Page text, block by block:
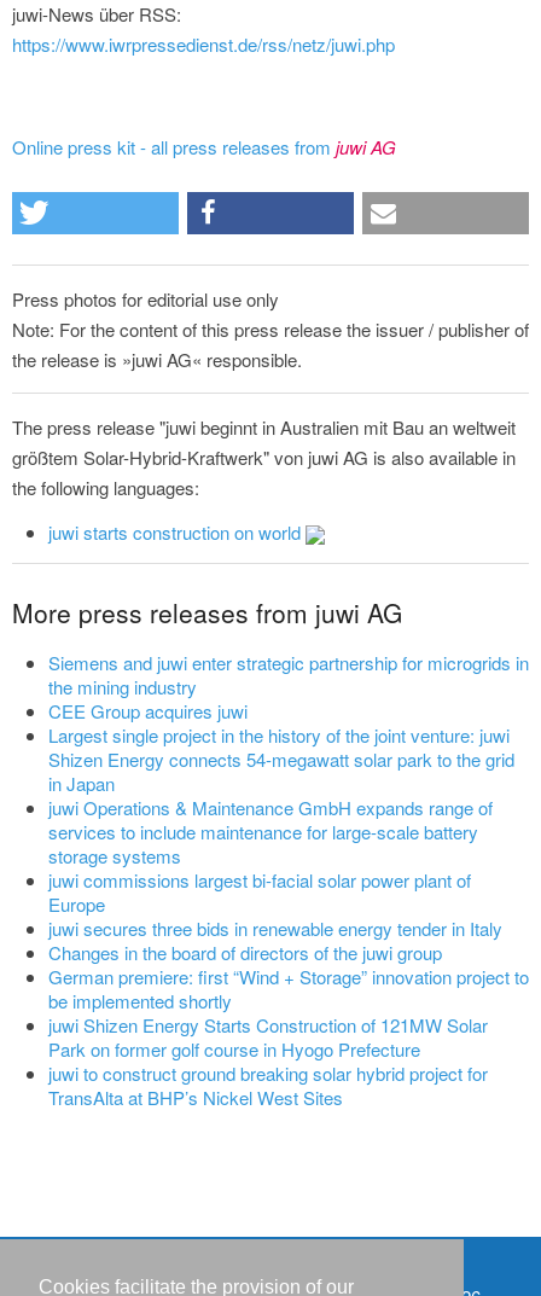
Cookies facilitate the provision of our
juwi-News über RSS:
https://www.iwrpressedienst.de/rss/netz/juwi.php
Online press kit - all press releases from juwi AG
Press photos for editorial use only
Note: For the content of this press release the issuer / publisher of
the release is »juwi AG« responsible.
The press release "juwi beginnt in Australien mit Bau an weltweit
größtem Solar-Hybrid-Kraftwerk" von juwi AG is also available in
the following languages:
juwi starts construction on world
More press releases from juwi AG
Siemens and juwi enter strategic partnership for microgrids in
the mining industry
CEE Group acquires juwi
Largest single project in the history of the joint venture: juwi
Shizen Energy connects 54-megawatt solar park to the grid
in Japan
juwi Operations & Maintenance GmbH expands range of
services to include maintenance for large-scale battery
storage systems
juwi commissions largest bi-facial solar power plant of
Europe
juwi secures three bids in renewable energy tender in Italy
Changes in the board of directors of the juwi group
German premiere: first “Wind + Storage” innovation project to
be implemented shortly
juwi Shizen Energy Starts Construction of 121MW Solar
Park on former golf course in Hyogo Prefecture
juwi to construct ground breaking solar hybrid project for
TransAlta at BHP’s Nickel West Sites